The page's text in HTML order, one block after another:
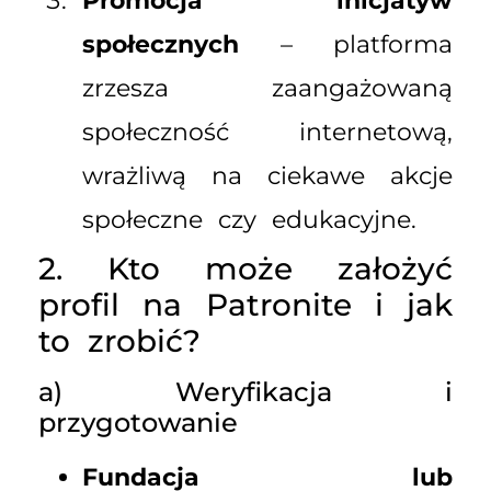
społecznych – platforma
zrzesza zaangażowaną
społeczność internetową,
wrażliwą na ciekawe akcje
społeczne czy edukacyjne.
2. Kto może założyć
profil na Patronite i jak
to zrobić?
a) Weryfikacja i
przygotowanie
Fundacja lub